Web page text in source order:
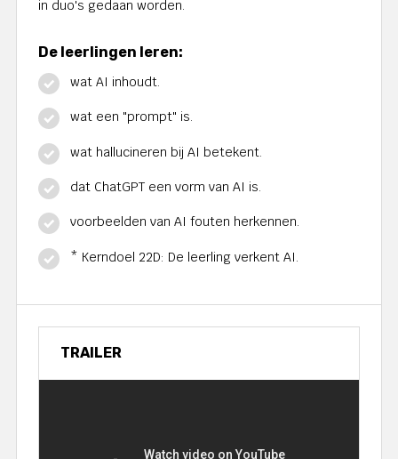
in duo's gedaan worden.
De leerlingen leren:
wat AI inhoudt.
wat een "prompt" is.
wat hallucineren bij AI betekent.
dat ChatGPT een vorm van AI is.
voorbeelden van AI fouten herkennen.
* Kerndoel 22D: De leerling verkent AI.
TRAILER